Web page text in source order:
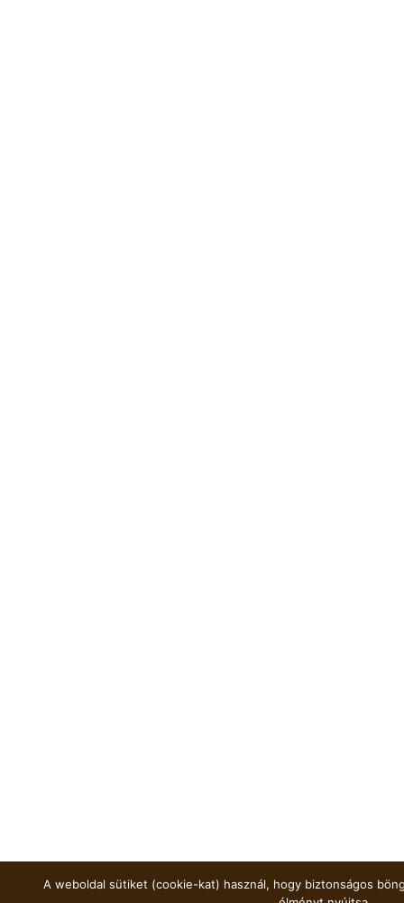
A weboldal sütiket (cookie-kat) használ, hogy biztonságos